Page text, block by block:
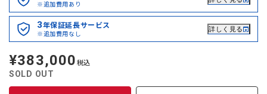
※追加費用あり
3年保証延長サービス
※追加費用なし
詳しく見る
定
価
¥383,000 税込
SOLD OUT